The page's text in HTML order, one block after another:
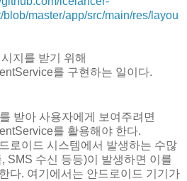
master/app/src/main/res/layou
지를 받기 위해
를 구현하는 일이다.
받아 사용자에게 보여주려면
를 활용해야 한다.
로이드 시스템에서 발생하는 수많
SMS 수신 등등)이 발생하면 이를
다. 여기에서는 안드로이드 기기가